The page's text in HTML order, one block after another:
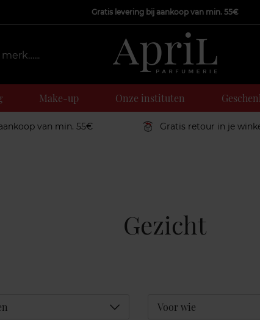
Gratis levering bij aankoop van min. 55€
Make-up Onze instituten
van min. 55€ Gratis retour in je
Gezicht
Déplier Voor wie